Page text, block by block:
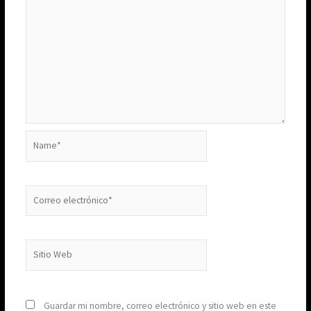
electrónico*
Web
Guardar mi nombre, correo electrónico y sitio web en este